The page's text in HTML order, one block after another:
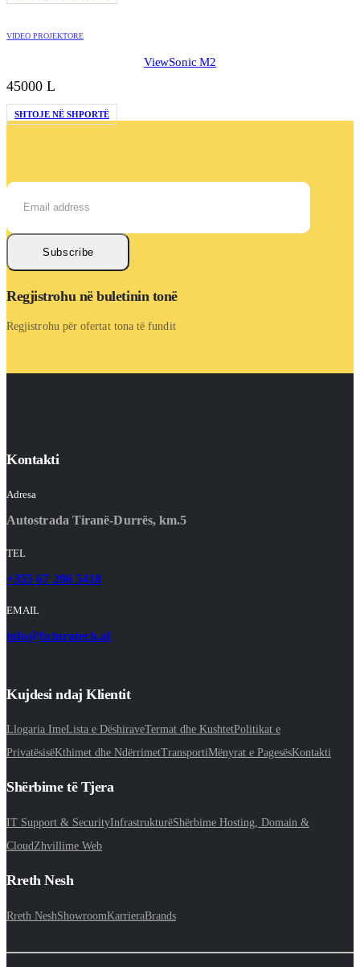
VIDEO PROJEKTORE
ViewSonic M2
45000 L
SHTOJE NË SHPORTË
Subscribe
Regjistrohu në buletinin tonë
Regjistrohu për ofertat tona të fundit
Kontakti
Adresa
Autostrada Tiranë-Durrës, km.5
TEL
+355 67 206 5418
EMAIL
info@futuratech.al
Kujdesi ndaj Klientit
Llogaria ImeLista e DëshiraveTermat dhe KushtetPolitikat e
PrivatësisëKthimet dhe NdërrimetTransportiMënyrat e PagesësKontakti
Shërbime të Tjera
IT Support & SecurityInfrastrukturëShërbime Hosting, Domain &
CloudZhvillime Web
Rreth Nesh
Rreth NeshShowroomKarrieraBrands